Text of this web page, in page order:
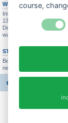
WER IST ONLINE?
Insgesamt sind
137 Gäste (basierend auf
Der Besucherrekord liegt
waren.
STATISTIK
Beiträge insgesamt
neuestes Mitglied:
course,